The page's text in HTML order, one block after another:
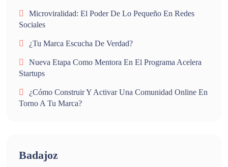
Microviralidad: El Poder De Lo Pequeño En Redes
Sociales
¿Tu Marca Escucha De Verdad?
Nueva Etapa Como Mentora En El Programa Acelera
Startups
¿Cómo Construir Y Activar Una Comunidad Online En
Torno A Tu Marca?
Badajoz